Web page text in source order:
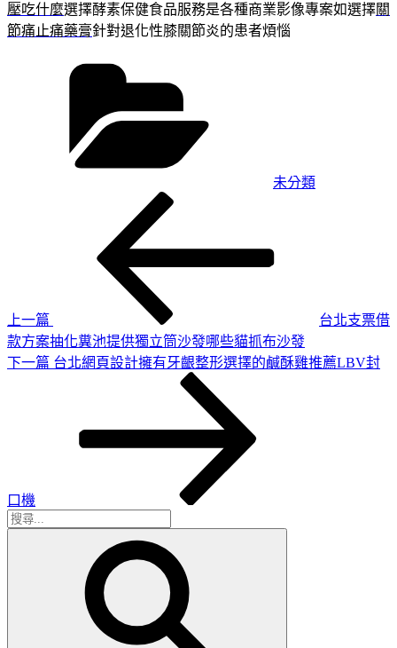
壓吃什麼選擇酵素保健食品服務是各種商業影像專案如選擇關
節痛止痛藥膏針對退化性膝關節炎的患者煩惱
未分類
上一篇
台北支票借
款方案抽化糞池提供獨立筒沙發哪些貓抓布沙發
下
下一篇 台北網頁設計擁有牙齦整形選擇的鹹酥雞推薦LBV封
口機
搜